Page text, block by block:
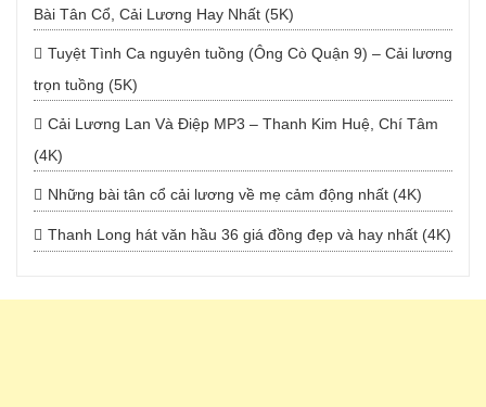
Bài Tân Cổ, Cải Lương Hay Nhất (5K)
Tuyệt Tình Ca nguyên tuồng (Ông Cò Quận 9) – Cải lương
trọn tuồng (5K)
Cải Lương Lan Và Điệp MP3 – Thanh Kim Huệ, Chí Tâm
(4K)
Những bài tân cổ cải lương về mẹ cảm động nhất (4K)
Thanh Long hát văn hầu 36 giá đồng đẹp và hay nhất (4K)